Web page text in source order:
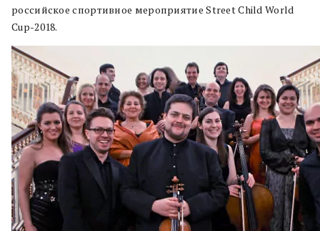
российское спортивное мероприятие Street Child World
Cup-2018.